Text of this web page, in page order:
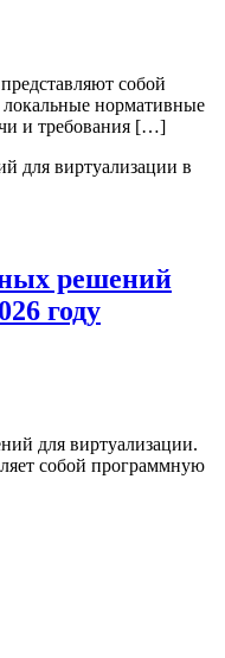
собой
нормативные
и требования […]
решений
году
для виртуализации.
собой программную